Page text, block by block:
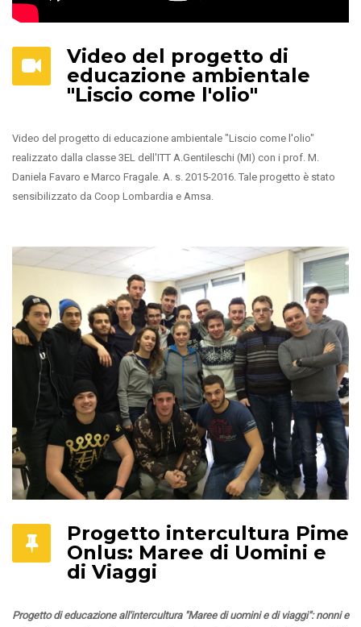
Video del progetto di
educazione ambientale
"Liscio come l'olio"
Video del progetto di educazione ambientale "Liscio come l'olio"
realizzato dalla classe 3EL dell'ITT A.Gentileschi (MI) con i prof. M.
Daniela Favaro e Marco Fragale. A. s. 2015-2016. Tale progetto è stato
sensibilizzato da Coop Lombardia e Amsa.
Progetto intercultura Pime
Onlus: Maree di Uomini e
di Viaggi
Progetto di educazione all'intercultura "Maree di uomini e di viaggi": nonni e